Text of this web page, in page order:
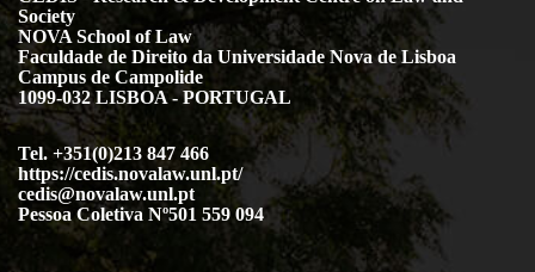
Society
NOVA School of Law
Faculdade de Direito da Universidade Nova de Lisboa
Campus de Campolide
1099-032 LISBOA - PORTUGAL
Tel. +351(0)213 847 466
https://cedis.novalaw.unl.pt/
cedis@novalaw.unl.pt
Pessoa Coletiva Nº501 559 094